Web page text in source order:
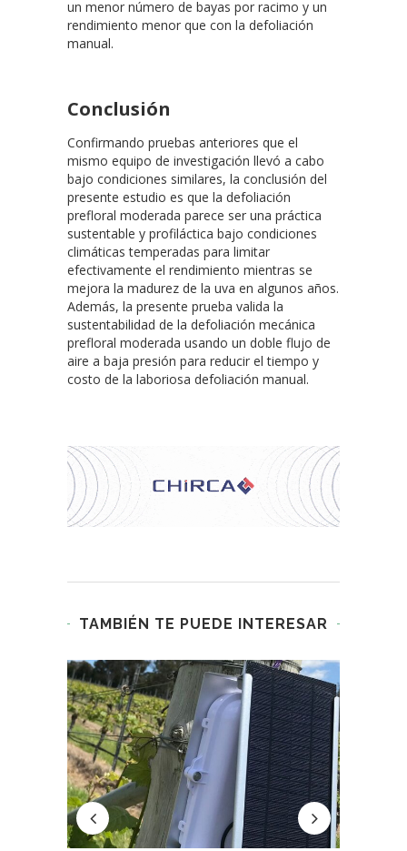
un menor número de bayas por racimo y un
rendimiento menor que con la defoliación
manual.
Conclusión
Confirmando pruebas anteriores que el
mismo equipo de investigación llevó a cabo
bajo condiciones similares, la conclusión del
presente estudio es que la defoliación
prefloral moderada parece ser una práctica
sustentable y profiláctica bajo condiciones
climáticas temperadas para limitar
efectivamente el rendimiento mientras se
mejora la madurez de la uva en algunos años.
Además, la presente prueba valida la
sustentabilidad de la defoliación mecánica
prefloral moderada usando un doble flujo de
aire a baja presión para reducir el tiempo y
costo de la laboriosa defoliación manual.
TAMBIÉN TE PUEDE INTERESAR